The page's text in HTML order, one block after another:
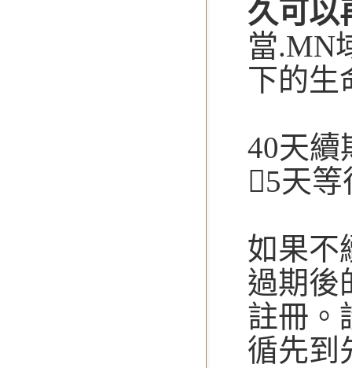
久可以
當.MN
下的生
40天續
5天
如果不
過期後
註冊。
循先到